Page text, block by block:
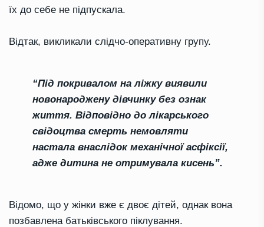
їх до себе не підпускала.
Відтак, викликали слідчо-оперативну групу.
“Під покривалом на ліжку виявили
новонароджену дівчинку без ознак
життя. Відповідно до лікарського
свідоцтва смерть немовляти
настала внаслідок механічної асфіксії,
адже дитина не отримувала кисень”.
Відомо, що у жінки вже є двоє дітей, однак вона
позбавлена батьківського піклування.